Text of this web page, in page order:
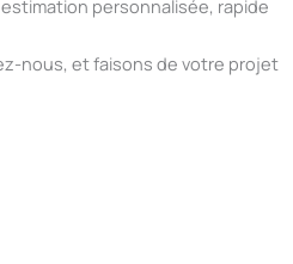
personnalisée, rapide
nous, et faisons de votre projet